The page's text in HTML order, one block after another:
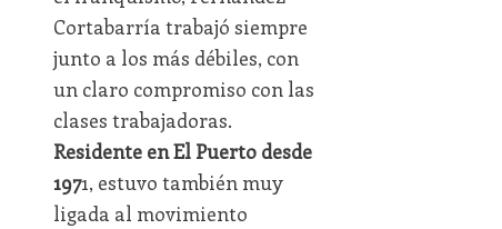
Cortabarría trabajó siempre
junto a los más débiles, con
un claro compromiso con las
clases trabajadoras.
Residente en El Puerto desde
1971, estuvo también muy
ligada al movimiento